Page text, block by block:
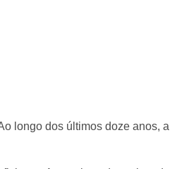
longo dos últimos doze anos, a